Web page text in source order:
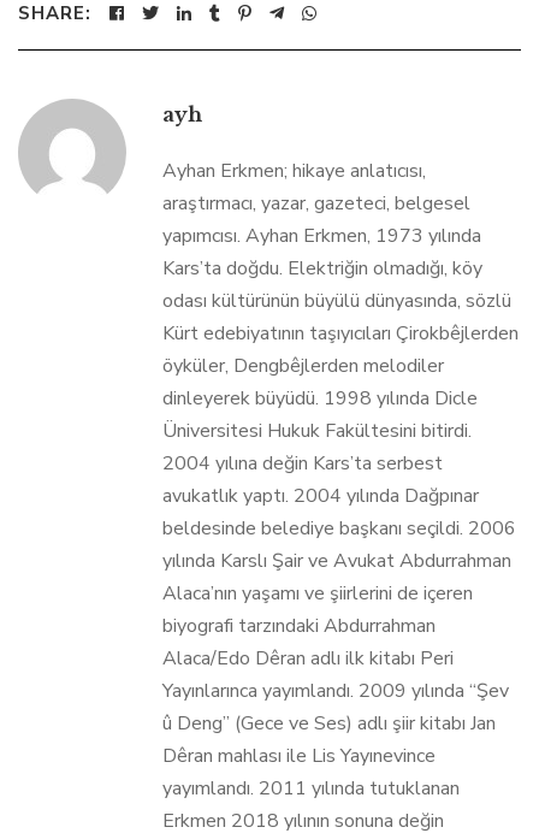
SHARE:
ayh
Ayhan Erkmen; hikaye anlatıcısı,
araştırmacı, yazar, gazeteci, belgesel
yapımcısı. Ayhan Erkmen, 1973 yılında
Kars’ta doğdu. Elektriğin olmadığı, köy
odası kültürünün büyülü dünyasında, sözlü
Kürt edebiyatının taşıyıcıları Çirokbêjlerden
öyküler, Dengbêjlerden melodiler
dinleyerek büyüdü. 1998 yılında Dicle
Üniversitesi Hukuk Fakültesini bitirdi.
2004 yılına değin Kars’ta serbest
avukatlık yaptı. 2004 yılında Dağpınar
beldesinde belediye başkanı seçildi. 2006
yılında Karslı Şair ve Avukat Abdurrahman
Alaca’nın yaşamı ve şiirlerini de içeren
biyografi tarzındaki Abdurrahman
Alaca/Edo Dêran adlı ilk kitabı Peri
Yayınlarınca yayımlandı. 2009 yılında “Şev
û Deng” (Gece ve Ses) adlı şiir kitabı Jan
Dêran mahlası ile Lis Yayınevince
yayımlandı. 2011 yılında tutuklanan
Erkmen 2018 yılının sonuna değin